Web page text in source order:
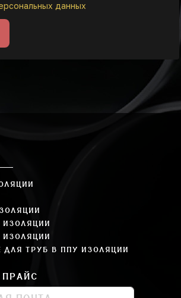
данных
ИЗОЛЯЦИИ
ИЗОЛЯЦИИ
ДЛЯ ТРУБ В ППУ ИЗОЛЯЦИИ